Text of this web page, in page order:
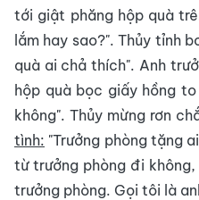
tới giật phăng hộp quà
lắm hay sao?". Thủy tỉnh
quà ai chả thích". Anh
hộp quà bọc giấy hồng
không". Thủy mừng rơn
tình: "Trưởng phòng tặng
từ trưởng phòng đi
trưởng phòng. Gọi tôi là